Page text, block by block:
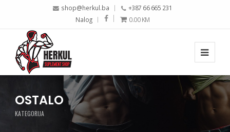
shop@herkul.ba
+387 66 665 231
Nalog
0.00KM
OSTALO
KATEGORIJA